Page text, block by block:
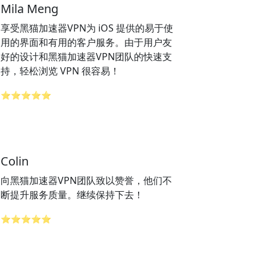
Mila Meng
享受黑猫加速器VPN为 iOS 提供的易于使
用的界面和有用的客户服务。由于用户友
好的设计和黑猫加速器VPN团队的快速支
持，轻松浏览 VPN 很容易！
⭐⭐⭐⭐⭐
Colin
向黑猫加速器VPN团队致以赞誉，他们不
断提升服务质量。继续保持下去！
⭐⭐⭐⭐⭐